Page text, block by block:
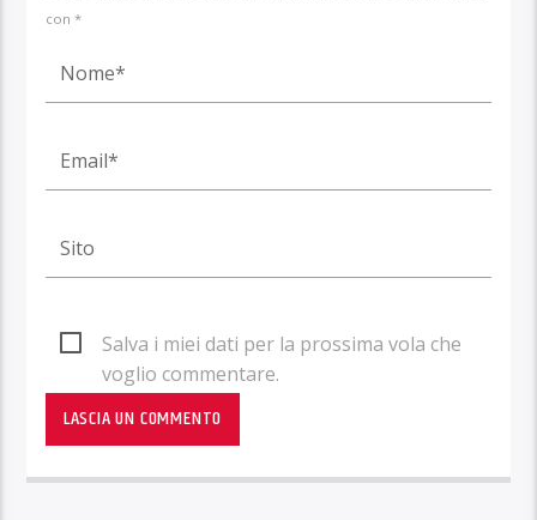
con *
Salva i miei dati per la prossima vola che
voglio commentare.